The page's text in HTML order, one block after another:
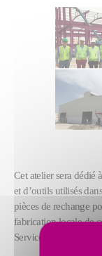
Cet atelier sera dédié
et d’outils utilisés
pièces de rechange
fabrication locale de
Services.